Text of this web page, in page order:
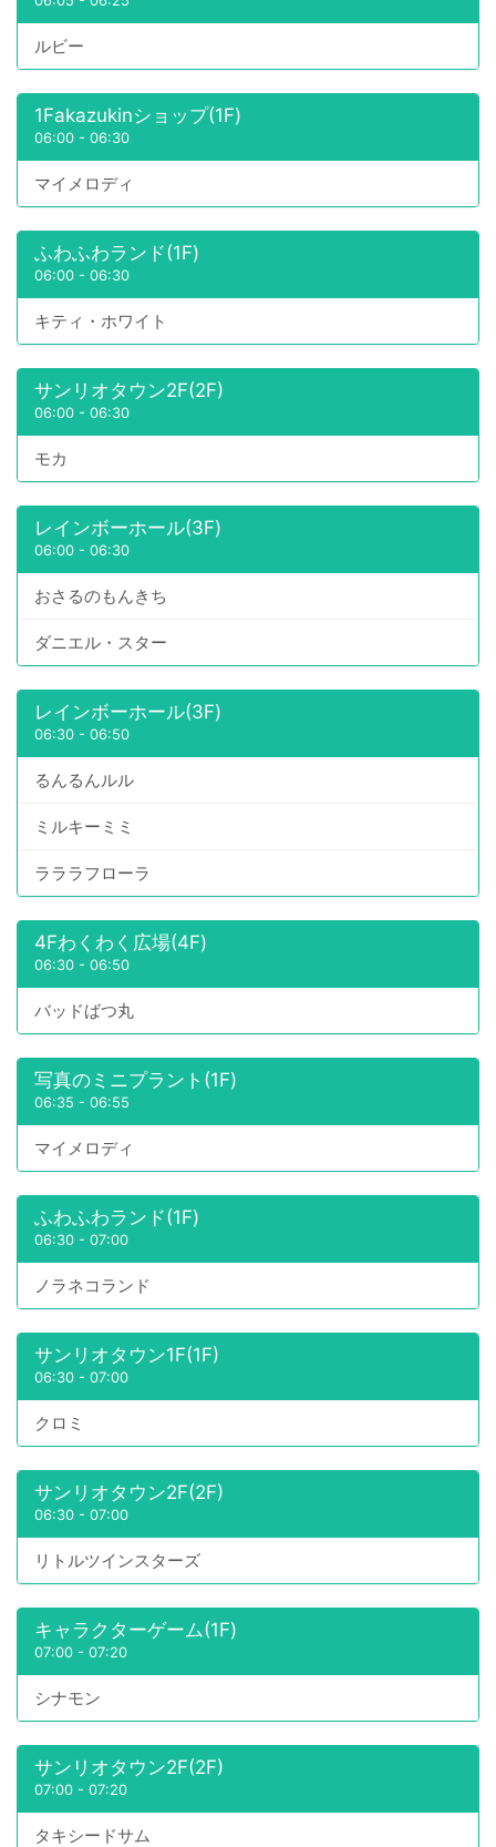
ルビー
1Fakazukinショップ(1F)
06:00 - 06:30
マイメロディ
ふわふわランド(1F)
06:00 - 06:30
キティ・ホワイト
サンリオタウン2F(2F)
06:00 - 06:30
モカ
レインボーホール(3F)
06:00 - 06:30
おさるのもんきち
ダニエル・スター
レインボーホール(3F)
06:30 - 06:50
るんるんルル
ミルキーミミ
ラララフローラ
4Fわくわく広場(4F)
06:30 - 06:50
バッドばつ丸
写真のミニプラント(1F)
06:35 - 06:55
マイメロディ
ふわふわランド(1F)
06:30 - 07:00
ノラネコランド
サンリオタウン1F(1F)
06:30 - 07:00
クロミ
サンリオタウン2F(2F)
06:30 - 07:00
リトルツインスターズ
キャラクターゲーム(1F)
07:00 - 07:20
シナモン
サンリオタウン2F(2F)
07:00 - 07:20
タキシードサム